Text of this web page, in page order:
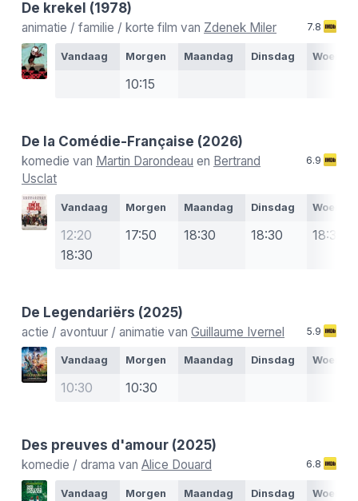
De krekel (1978)
animatie / familie / korte film van Zdenek Miler 7.8
Vandaag Morgen Maandag Dinsdag
10:15
De la Comédie-Française (2026)
komedie van Martin Darondeau en Bertrand
Usclat
6.9
Vandaag Morgen Maandag Dinsdag
12:20
18:30
17:50 18:30 18:30 18:30
De Legendariërs (2025)
actie / avontuur / animatie van Guillaume Ivernel 5.9
Vandaag Morgen Maandag Dinsdag
10:30 10:30
Des preuves d'amour (2025)
komedie / drama van Alice Douard 6.8
Vandaag Morgen Maandag Dinsdag